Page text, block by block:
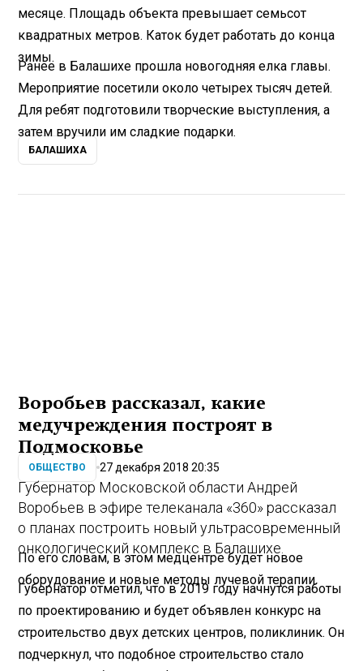
месяце. Площадь объекта превышает семьсот
квадратных метров. Каток будет работать до конца
зимы.
Ранее в Балашихе прошла новогодняя елка главы.
Мероприятие посетили около четырех тысяч детей.
Для ребят подготовили творческие выступления, а
затем вручили им сладкие подарки.
БАЛАШИХА
Воробьев рассказал, какие
медучреждения построят в
Подмосковье
ОБЩЕСТВО 27 декабря 2018 20:35
Губернатор Московской области Андрей
Воробьев в эфире телеканала «360» рассказал
о планах построить новый ультрасовременный
онкологический комплекс в Балашихе.
По его словам, в этом медцентре будет новое
оборудование и новые методы лучевой терапии.
Губернатор отметил, что в 2019 году начнутся работы
по проектированию и будет объявлен конкурс на
строительство двух детских центров, поликлиник. Он
подчеркнул, что подобное строительство стало